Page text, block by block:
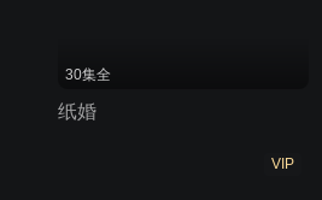
30集全
纸婚
VIP